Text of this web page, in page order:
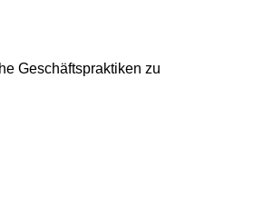
Geschäftspraktiken zu